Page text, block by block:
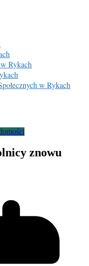
Rykach
w Rykach
znowu